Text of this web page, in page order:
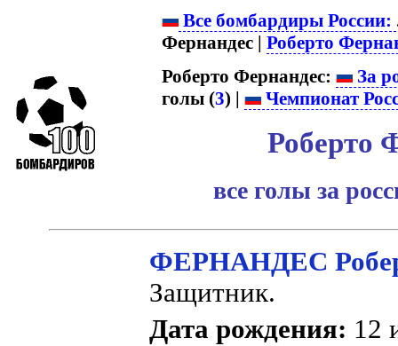
Все бомбардиры России:
Фернандес | Роберто
Роберто Фернандес:
За
голы (3) | Чемпионат
Роберто
все голы за
ФЕРНАНДЕС
Защитник.
Дата рождения: 12